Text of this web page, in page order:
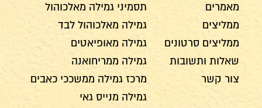
מאמרים
ממליצים
ממליצים סרטונים
שאלות ותשובות
צור קשר
תסמיני גמילה מאלכוהול
גמילה מאלכוהול לבד
גמילה מאופיאטים
גמילה ממריחואנה
מרכז גמילה ממשככי כאבים
גמילה מנייס גאי